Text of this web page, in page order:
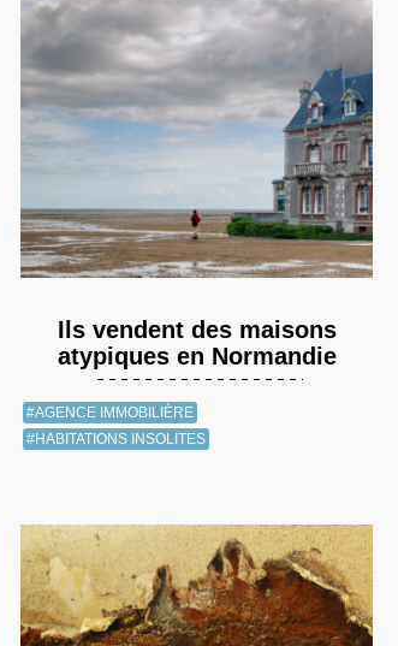
Ils vendent des maisons
atypiques en Normandie
#AGENCE IMMOBILIÈRE
#HABITATIONS INSOLITES